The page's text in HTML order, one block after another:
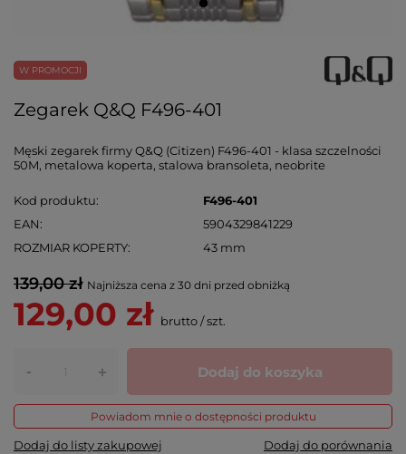
W PROMOCJI
Zegarek Q&Q F496-401
Męski zegarek firmy Q&Q (Citizen) F496-401 - klasa szczelności
50M, metalowa koperta, stalowa bransoleta, neobrite
Kod produktu
F496-401
EAN
5904329841229
ROZMIAR KOPERTY
43 mm
139,00 zł Najniższa cena z 30 dni przed obniżką
129,00 zł brutto/szt.
- + Dodaj do koszyka
Powiadom mnie o dostępności produktu
Dodaj do listy zakupowej Dodaj do porównania